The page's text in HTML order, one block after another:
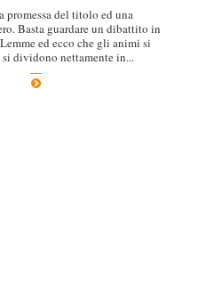
promessa del titolo ed una
Basta guardare un dibattito in
ed ecco che gli animi si
dividono nettamente in...